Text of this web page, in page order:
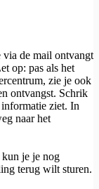
de mail ontvangt
op: pas als het
zie je ook
ontvangst. Schrik
ziet. In
naar het
je je nog
terug wilt sturen.